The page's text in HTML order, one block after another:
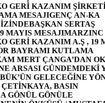
GERİ KAZANIM
MESAJIGENÇ AN-KA
BAŞKAN SERTAŞ
MAYIS MESAJIMARZINC
GERİ KAZANIM A.Ş , 19
BAYRAMI KUTLAMA
MERT ÇANGA’DAN
ARSASI GÜNDEMDEKİ
GELECEĞİNE
BASIN
GÖNÜL GÖNÜLE